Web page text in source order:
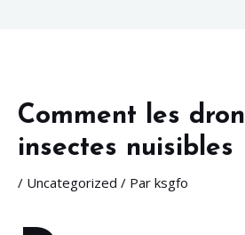
Comment les
insectes nuisibles
/ Uncategorized / Parksgfo